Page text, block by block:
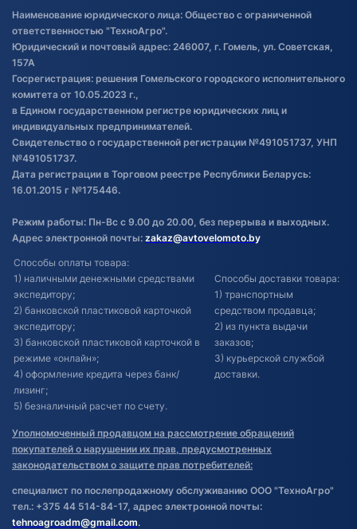
Обработка файлов cookie
Постановка транспорта на учет
Обновления в ЭПТС 2024
Наименование юридического лица: Общество с ограниченной
ответственностью "ТехноАгро".
Юридический и почтовый адрес: 246007, г. Гомель, ул. Советская,
157А
Госрегистрация: решения Гомельского городского исполнительного
комитета от 10.05.2023 г.,
в Едином государственном регистре юридических лиц и
индивидуальных предпринимателей.
Свидетельство о государственной регистрации №491051737, УНП
№491051737.
Дата регистрации в Торговом реестре Республики Беларусь:
16.01.2015 г №175446.
Режим работы: Пн-Вс с 9.00 до 20.00, без перерыва и выходных.
Адрес электронной почты: zakaz@avtovelomoto.by
Способы оплаты товара:
1) наличными денежными средствами
экспедитору;
2) банковской пластиковой карточкой
экспедитору;
3) банковской пластиковой карточкой в
режиме «онлайн»;
4) оформление кредита через банк/
лизинг;
5) безналичный расчет по счету.
Способы доставки товара:
1) транспортным
средством продавца;
2) из пункта выдачи
заказов;
3) курьерской службой
доставки.
Уполномоченный продавцом на рассмотрение обращений
покупателей о нарушении их прав, предусмотренных
законодательством о защите прав потребителей:
специалист по послепродажному обслуживанию ООО "ТехноАгро"
тел.: +375 44 514-84-17, адрес электронной почты:
tehnoagroadm@gmail.com.